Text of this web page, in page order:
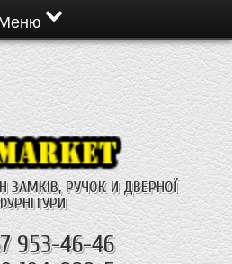
ЗАМКІВ, РУЧОК И ДВЕРНОЇ
953-46-46